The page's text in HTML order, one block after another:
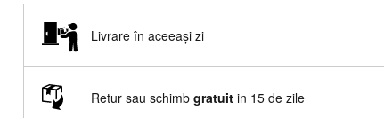
Livrare în aceeași zi
Retur sau schimb gratuit in 15 de zile